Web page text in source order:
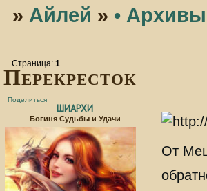
» Айлей » •
Перекресток
Страница:1
Поделиться
ШИАРХИ
Богиня Судьбы и Удачи
От